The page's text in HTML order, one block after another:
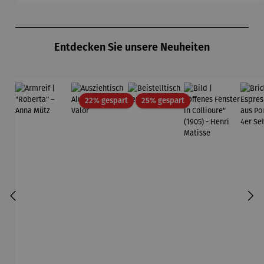
Entdecken Sie unsere Neuheiten
22% gespartRabatt25% gespartRabatt